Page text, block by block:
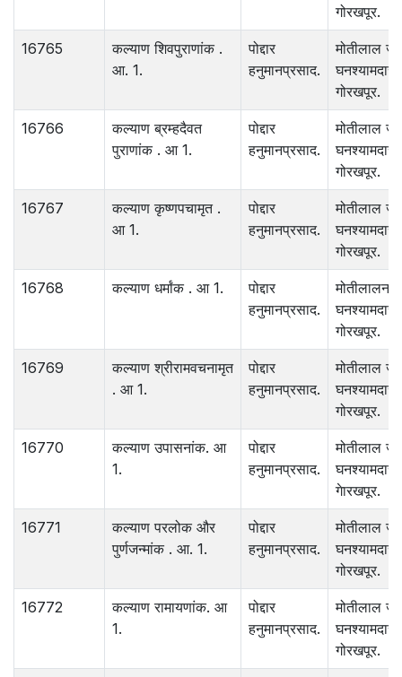
गोरखपूर.
16765
कल्याण शिवपुराणांक .
आ. 1.
पोद्दार
हनुमानप्रसाद.
मोतीलाल
घनश्यामदास
गोरखपूर.
16766
कल्याण ब्रम्हदैवत
पुराणांक . आ 1.
पोद्दार
हनुमानप्रसाद.
मोतीलाल
घनश्यामदास.
गोरखपूर.
16767
कल्याण कृष्णपचामृत .
आ 1.
पोद्दार
हनुमानप्रसाद.
मोतीलाल
घनश्यामदास
गोरखपूर.
16768 कल्याण धर्मांक . आ 1.
पोद्दार
हनुमानप्रसाद.
मोतीलालन
घनश्यामदास.
गोरखपूर.
16769
कल्याण श्रीरामवचनामृत
. आ 1.
पोद्दार
हनुमानप्रसाद.
मोतीलाल
घनश्यामदास
गोरखपूर.
16770
कल्याण उपासनांक. आ
1.
पोद्दार
हनुमानप्रसाद.
मोतीलाल
घनश्यामदास.
गेारखपूर.
16771
कल्याण परलोक और
पुर्णजन्मांक . आ. 1.
पोद्दार
हनुमानप्रसाद.
मोतीलाल
घनश्यामदास
गोरखपूर.
16772
कल्याण रामायणांक. आ
1.
पोद्दार
हनुमानप्रसाद.
मोतीलाल
घनश्यामदास.
गोरखपूर.